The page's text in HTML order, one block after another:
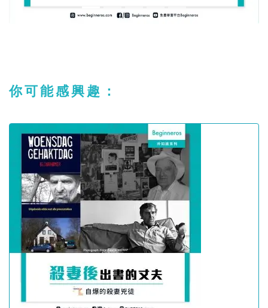
你可能感興趣：